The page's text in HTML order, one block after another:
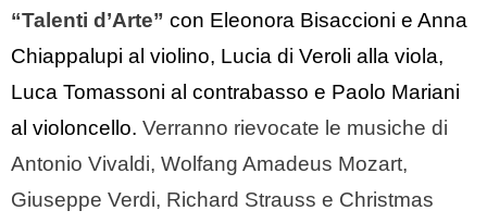
“Talenti d’Arte” con Eleonora Bisaccioni e Anna
Chiappalupi al violino, Lucia di Veroli alla viola,
Luca Tomassoni al contrabasso e Paolo Mariani
al violoncello. Verranno rievocate le musiche di
Antonio Vivaldi, Wolfang Amadeus Mozart,
Giuseppe Verdi, Richard Strauss e Christmas